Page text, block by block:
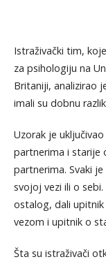
Istraživački tim,
za psihologiju na
Britaniji, analizirao
imali su dobnu
Uzorak je
partnerima i starije
partnerima. Svaki
svojoj vezi ili o
ostalog, dali
vezom i upitnik o
Šta su istraživači